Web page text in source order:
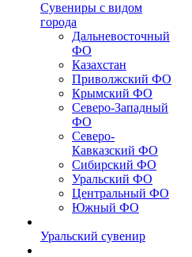
Сувениры с видом
города
Дальневосточный
ФО
Казахстан
Приволжский ФО
Крымский ФО
Северо-Западный
ФО
Северо-
Кавказский ФО
Сибирский ФО
Уральский ФО
Центральный ФО
Южный ФО
Уральский сувенир